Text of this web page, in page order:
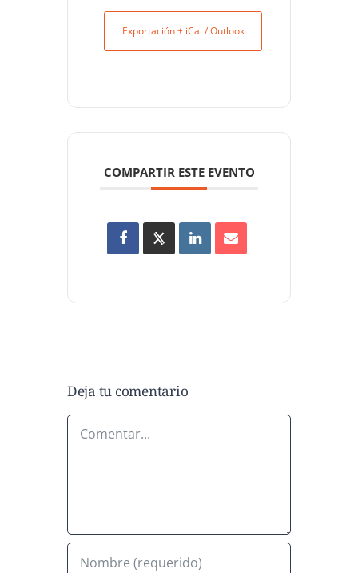
Exportación + iCal / Outlook
COMPARTIR ESTE EVENTO
Deja tu comentario
Comentar